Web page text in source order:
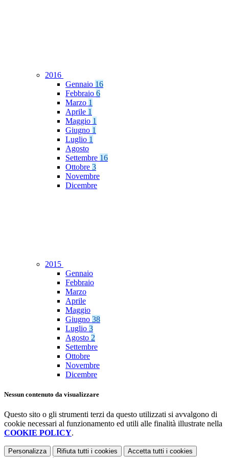
2016
Gennaio 16
Febbraio 6
Marzo 1
Aprile 1
Maggio 1
Giugno 1
Luglio 1
Agosto
Settembre 16
Ottobre 3
Novembre
Dicembre
2015
Gennaio
Febbraio
Marzo
Aprile
Maggio
Giugno 38
Luglio 3
Agosto 2
Settembre
Ottobre
Novembre
Dicembre
Nessun contenuto da visualizzare
Questo sito o gli strumenti terzi da questo utilizzati si avvalgono di
cookie necessari al funzionamento ed utili alle finalità illustrate nella
COOKIE POLICY.
Personalizza Rifiuta tutti i cookies Accetta tutti i cookies